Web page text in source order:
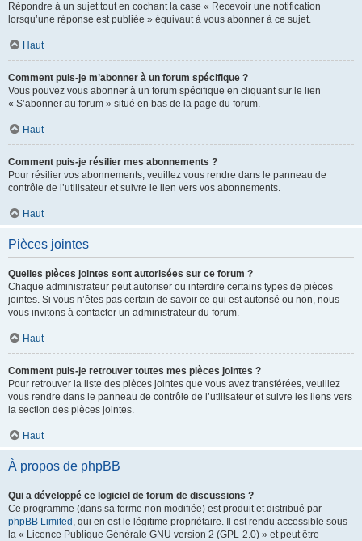
Répondre à un sujet tout en cochant la case « Recevoir une notification
lorsqu’une réponse est publiée » équivaut à vous abonner à ce sujet.
Haut
Comment puis-je m’abonner à un forum spécifique ?
Vous pouvez vous abonner à un forum spécifique en cliquant sur le lien
« S’abonner au forum » situé en bas de la page du forum.
Haut
Comment puis-je résilier mes abonnements ?
Pour résilier vos abonnements, veuillez vous rendre dans le panneau de
contrôle de l’utilisateur et suivre le lien vers vos abonnements.
Haut
Pièces jointes
Quelles pièces jointes sont autorisées sur ce forum ?
Chaque administrateur peut autoriser ou interdire certains types de pièces
jointes. Si vous n’êtes pas certain de savoir ce qui est autorisé ou non, nous
vous invitons à contacter un administrateur du forum.
Haut
Comment puis-je retrouver toutes mes pièces jointes ?
Pour retrouver la liste des pièces jointes que vous avez transférées, veuillez
vous rendre dans le panneau de contrôle de l’utilisateur et suivre les liens vers
la section des pièces jointes.
Haut
À propos de phpBB
Qui a développé ce logiciel de forum de discussions ?
Ce programme (dans sa forme non modifiée) est produit et distribué par
phpBB Limited , qui en est le légitime propriétaire. Il est rendu accessible sous
la « Licence Publique Générale GNU version 2 (GPL-2.0) » et peut être